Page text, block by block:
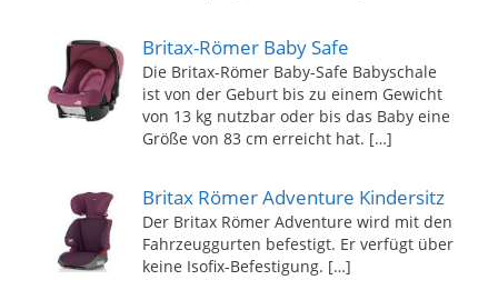
Britax-Römer Baby Safe
Die Britax-Römer Baby-Safe Babyschale
ist von der Geburt bis zu einem Gewicht
von 13 kg nutzbar oder bis das Baby eine
Größe von 83 cm erreicht hat. […]
Britax Römer Adventure Kindersitz
Der Britax Römer Adventure wird mit den
Fahrzeuggurten befestigt. Er verfügt über
keine Isofix-Befestigung. […]